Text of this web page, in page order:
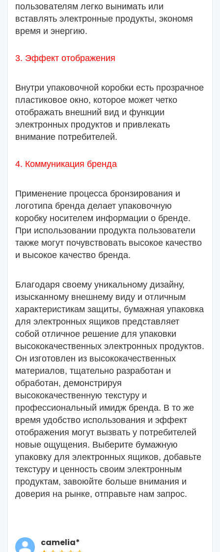
пользователям легко вынимать или
вставлять электронные продукты, экономя
время и энергию.
3. Эффект отображения
Внутри упаковочной коробки есть прозрачное
пластиковое окно, которое может четко
отображать внешний вид и функции
электронных продуктов и привлекать
внимание потребителей.
4. Коммуникация бренда
Применение процесса бронзирования и
логотипа бренда делает упаковочную
коробку носителем информации о бренде.
При использовании продукта пользователи
также могут почувствовать высокое качество
и высокое качество бренда.
Благодаря своему уникальному дизайну,
изысканному внешнему виду и отличным
характеристикам защиты, бумажная упаковка
для электронных ящиков представляет
собой отличное решение для упаковки
высококачественных электронных продуктов.
Он изготовлен из высококачественных
материалов, тщательно разработан и
обработан, демонстрируя
высококачественную текстуру и
профессиональный имидж бренда. В то же
время удобство использования и эффект
отображения могут вызвать у потребителей
новые ощущения. Выберите бумажную
упаковку для электронных ящиков, добавьте
текстуру и ценность своим электронным
продуктам, завоюйте больше внимания и
доверия на рынке, отправьте нам запрос.
camelia*